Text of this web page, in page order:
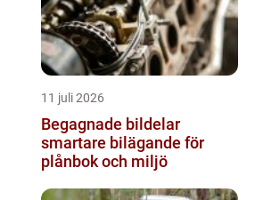
11 juli 2026
Begagnade bildelar
smartare bilägande för
plånbok och miljö